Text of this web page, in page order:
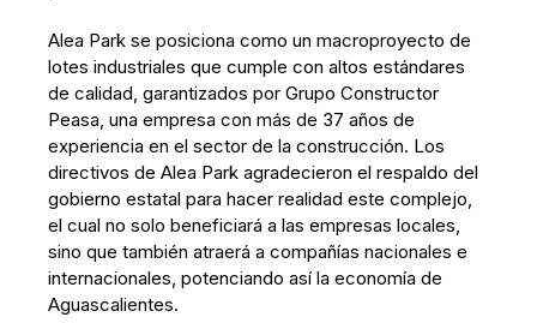
Alea Park se posiciona como un macroproyecto de
lotes industriales que cumple con altos estándares
de calidad, garantizados por Grupo Constructor
Peasa, una empresa con más de 37 años de
experiencia en el sector de la construcción. Los
directivos de Alea Park agradecieron el respaldo del
gobierno estatal para hacer realidad este complejo,
el cual no solo beneficiará a las empresas locales,
sino que también atraerá a compañías nacionales e
internacionales, potenciando así la economía de
Aguascalientes.